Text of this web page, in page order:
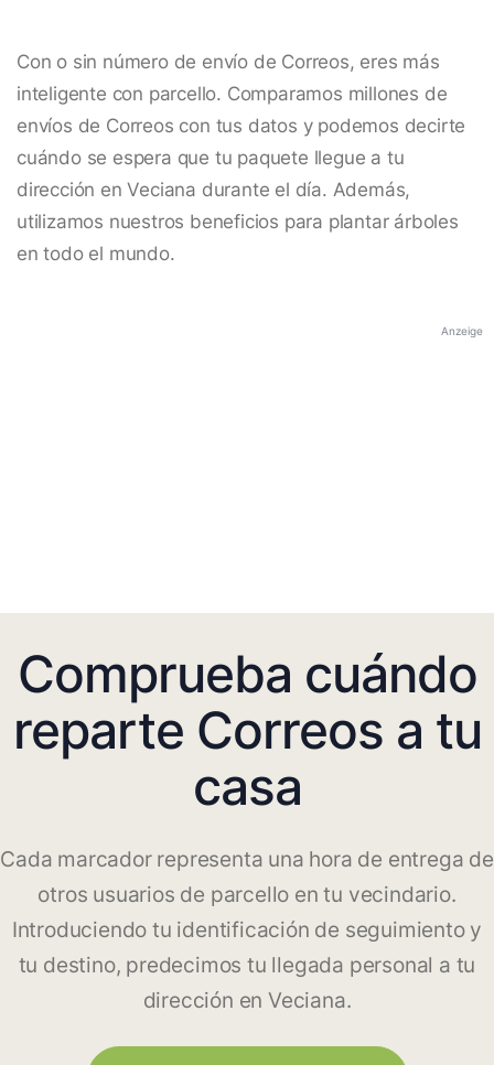
Con o sin número de envío de Correos, eres más
inteligente con parcello. Comparamos millones de
envíos de Correos con tus datos y podemos decirte
cuándo se espera que tu paquete llegue a tu
dirección en Veciana durante el día. Además,
utilizamos nuestros beneficios para plantar árboles
en todo el mundo.
Anzeige
Comprueba cuándo
reparte Correos a tu
casa
Cada marcador representa una hora de entrega de
otros usuarios de parcello en tu vecindario.
Introduciendo tu identificación de seguimiento y
tu destino, predecimos tu llegada personal a tu
dirección en Veciana.